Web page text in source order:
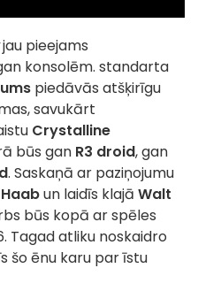
jau pieejams
konsolēm. standarta
piedāvās atšķirīgu
savukārt
Crystalline
būs gan R3 droid, gan
. Saskaņā ar paziņojumu
un laidīs klajā Walt
būs kopā ar spēles
Tagad atliku noskaidro
šo ēnu karu par īstu